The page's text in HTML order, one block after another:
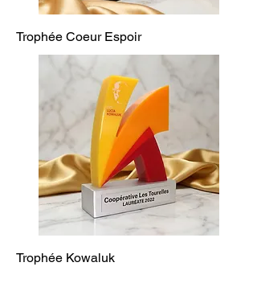
Trophée Coeur Espoir
Trophée Kowaluk